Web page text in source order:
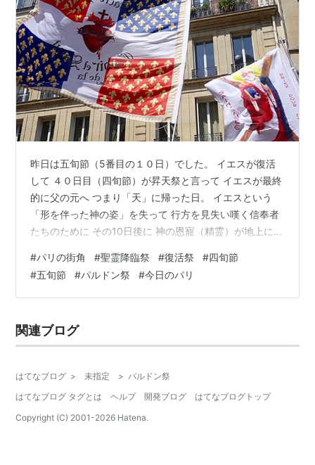
昨日は五旬節（5番目の１０日）でした。 イエスが復活
して ４０日目（四旬節）が昇天祭と言って イエスが最終
的に父の元へ つまり「天」に帰った日。 イエスという
「形を伴った神の姿」を失って 行方を見失い嘆く信奉者
たちのために その10日後に 神の恩寵（精霊）が地上に降
ト」となった。 ちなみに ギリシア語の５０番目という言
葉から来ている。 その翌日の月曜日も 復活祭翌日の月曜
日と同じように 「祭日」扱いです。 復活祭や精霊降臨祭
の夏の光の祭りとが 融合されて成立していったようで
す。 …
#パリの街角 #聖霊降臨祭 #復活祭 #四旬節
#五旬節 #パルドン祭 #今日のパリ
関連ブログ
はてなブログ > 未指定 > パルドン祭
はてなブログ タグとは
ヘルプ 開発ブログ
はてなブログトップ
Copyright (C) 2001-2026 Hatena.